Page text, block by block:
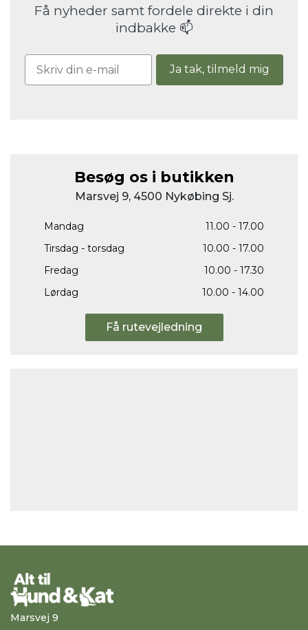
Få nyheder samt fordele direkte i din
indbakke 📫
Ja tak, tilmeld mig
Besøg os i butikken
Marsvej 9, 4500 Nykøbing Sj.
Mandag
11.00 - 17.00
Tirsdag - torsdag
10.00 - 17.00
Fredag
10.00 - 17.30
Lørdag
10.00 - 14.00
Få rutevejledning
Marsvej 9